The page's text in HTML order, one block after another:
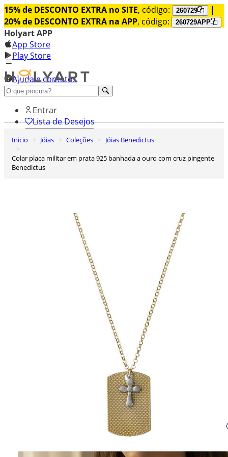
15% de DESCONTO EXTRA no SITE, código: 260729
|
20% de DESCONTO EXTRA na APP, código: 260729APP
Holyart APP
App Store
Play Store
Ajuda e contatos
Conheça premium
Entrar
Lista de Desejos
0
Inicio Jóias Coleções
Jóias Benedictus
Colar placa militar em prata 925 banhada a ouro com cruz pingente
Benedictus